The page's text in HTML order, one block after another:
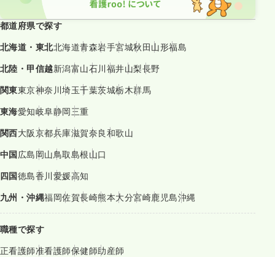
都道府県で探す
北海道・東北北海道青森岩手宮城秋田山形福島
北陸・甲信越新潟富山石川福井山梨長野
関東東京神奈川埼玉千葉茨城栃木群馬
東海愛知岐阜静岡三重
関西大阪京都兵庫滋賀奈良和歌山
中国広島岡山鳥取島根山口
四国徳島香川愛媛高知
九州・沖縄福岡佐賀長崎熊本大分宮崎鹿児島沖縄
職種で探す
正看護師准看護師保健師助産師